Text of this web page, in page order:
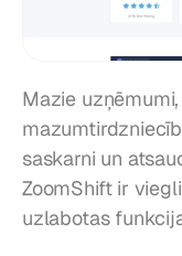
Mazie
saskarni un
ZoomShift ir
uzlabotas